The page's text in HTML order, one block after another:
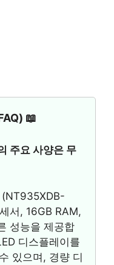
📖
주요 사양은 무
(NT935XDB-
서, 16GB RAM,
성능을 제공합
디스플레이를
있으며, 경량 디